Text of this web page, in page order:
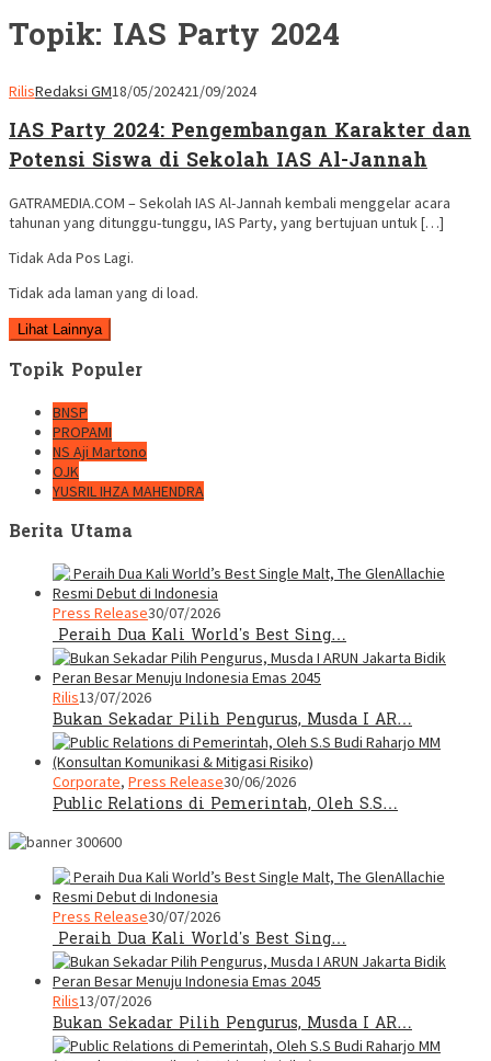
Topik: IAS Party 2024
RilisRedaksi GM18/05/202421/09/2024
IAS Party 2024: Pengembangan Karakter dan
Potensi Siswa di Sekolah IAS Al-Jannah
GATRAMEDIA.COM – Sekolah IAS Al-Jannah kembali menggelar acara
tahunan yang ditunggu-tunggu, IAS Party, yang bertujuan untuk […]
Tidak Ada Pos Lagi.
Tidak ada laman yang di load.
Lihat Lainnya
Topik Populer
BNSP
PROPAMI
NS Aji Martono
OJK
YUSRIL IHZA MAHENDRA
Berita Utama
Press Release30/07/2026
Peraih Dua Kali World’s Best Sing…
Rilis13/07/2026
Bukan Sekadar Pilih Pengurus, Musda I AR…
Corporate, Press Release30/06/2026
Public Relations di Pemerintah, Oleh S.S…
Press Release30/07/2026
Peraih Dua Kali World’s Best Sing…
Rilis13/07/2026
Bukan Sekadar Pilih Pengurus, Musda I AR…